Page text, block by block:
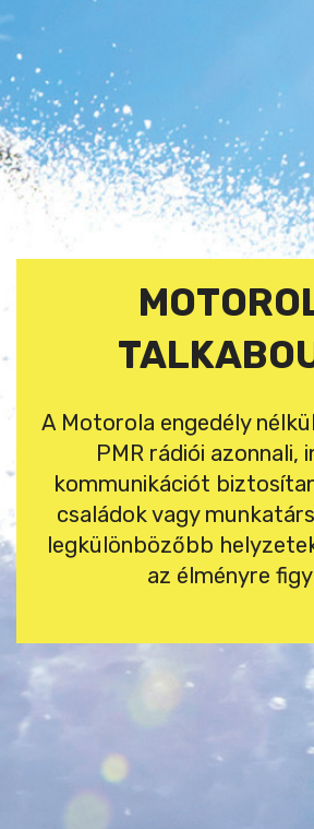
A Motorola engedély
PMR rádiói azonnali,
kommunikációt
családok vagy
legkülönbözőbb
az élményre